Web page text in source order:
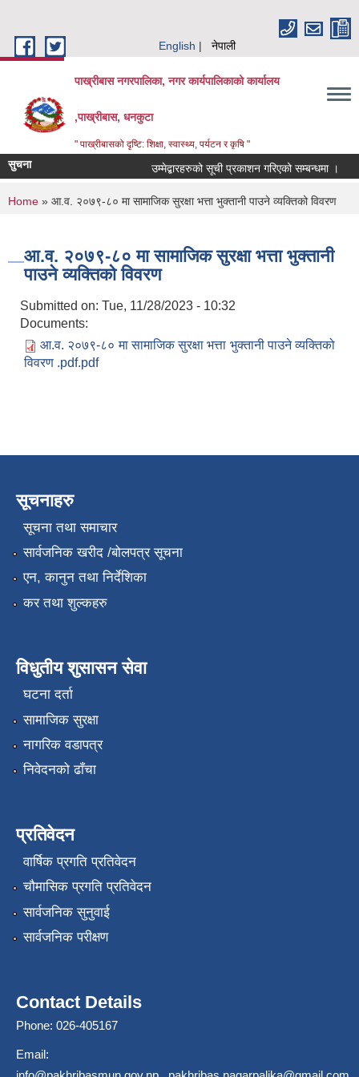
English नेपाली
पाख्रीबास नगरपालिका, नगर कार्यपालिकाको कार्यालय
,पाख्रीबास, धनकुटा
" पाख्रीबासको दृष्टि: शिक्षा, स्वास्थ्य, पर्यटन र कृषि "
सुचना उम्मेद्बारहरुको सूची प्रकाशन गरिएको सम्बन्धमा ।
You are here
Home » आ.व. २०७९-८० मा सामाजिक सुरक्षा भत्ता भुक्तानी पाउने व्यक्तिको विवरण
आ.व. २०७९-८० मा सामाजिक सुरक्षा भत्ता भुक्तानी
पाउने व्यक्तिको विवरण
Submitted on: Tue, 11/28/2023 - 10:32
Documents:
आ.व. २०७९-८० मा सामाजिक सुरक्षा भत्ता भुक्तानी पाउने व्यक्तिको
विवरण .pdf.pdf
सूचनाहरु
सूचना तथा समाचार
सार्वजनिक खरीद /बोलपत्र सूचना
एन, कानुन तथा निर्देशिका
कर तथा शुल्कहरु
विधुतीय शुसासन सेवा
घटना दर्ता
सामाजिक सुरक्षा
नागरिक वडापत्र
निवेदनको ढाँचा
प्रतिवेदन
वार्षिक प्रगति प्रतिवेदन
चौमासिक प्रगति प्रतिवेदन
सार्वजनिक सुनुवाई
सार्वजनिक परीक्षण
Contact Details
Phone: 026-405167
Email: